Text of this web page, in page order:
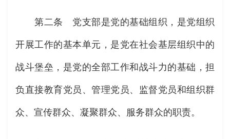
第二条 党支部是党的基础组织，是党组织
开展工作的基本单元，是党在社会基层组织中的
战斗堡垒，是党的全部工作和战斗力的基础，担
负直接教育党员、管理党员、监督党员和组织群
众、宣传群众、凝聚群众、服务群众的职责。